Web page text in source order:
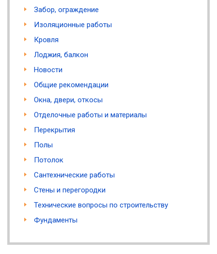
Забор, ограждение
Изоляционные работы
Кровля
Лоджия, балкон
Новости
Общие рекомендации
Окна, двери, откосы
Отделочные работы и материалы
Перекрытия
Полы
Потолок
Сантехнические работы
Стены и перегородки
Технические вопросы по строительству
Фундаменты